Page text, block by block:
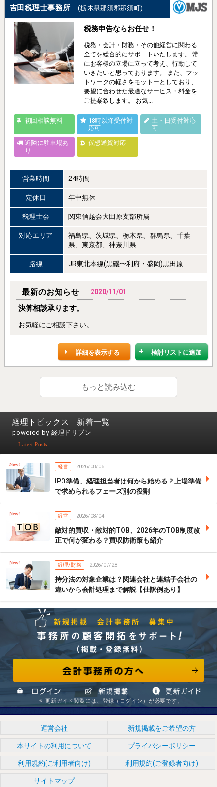
吉田税理士事務所 (栃木県那須郡那須町)
税務申告ならお任せ！
税務・会計・財務・その他経営に関わる
全てを総合的にサポートいたします。 常
にお客様の立場に立って考え、行動して
いきたいと思っております。 また、フッ
トワークの軽さをモットーとしており、
要望に合わせた最適なサービス・料金を
ご提案致します。 お気...
初回相談無料
18時以降受付対
応可
土・日受付対応
可
近隣に駐車場あ
り
仮想通貨対応
営業時間 24時間
定休日 年中無休
税理士会 関東信越会大田原支部所属
対応エリア
福島県、茨城県、栃木県、群馬県、千葉
県、東京都、神奈川県
路線 JR東北本線(黒磯〜利府・盛岡)黒田原
最新のお知らせ 2020/11/01
決算相談承ります。
お気軽にご相談下さい。
検討リストに追加
詳細を表示する
もっと読み込む
経理トピックス 新着一覧
powered by 経理ドリブン
- Latest Posts -
経営 2026/08/06
IPO準備、経理担当者は何から始める？上場準備
で求められるフェーズ別の役割
経営 2026/08/04
敵対的買収・敵対的TOB、2026年のTOB制度改
正で何が変わる？買収防衛策も紹介
経理/財務 2026/07/28
持分法の対象企業は？関連会社と連結子会社の
違いから会計処理まで解説【仕訳例あり】
事務所の顧客開拓をサポート! （掲載・登録無料） 新規掲
載 会計事務所 募集中
会計事務所の方へ
ログイン
新規掲載 情報更新ガイド
※ 更新ガイド閲覧には、登録（ログイン）が必要です。
運営会社 新規掲載をご希望の方
本サイトの利用について プライバシーポリシー
利用規約(ご利用者向け) 利用規約(ご登録者向け)
サイトマップ